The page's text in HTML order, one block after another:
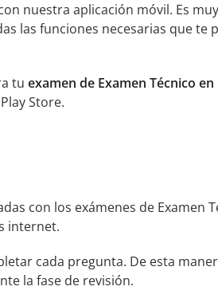
nuestra aplicación móvil. Es
las funciones necesarias que
tu examen de Examen Técnico
Store.
con los exámenes de Examen
internet.
cada pregunta. De esta
la fase de revisión.